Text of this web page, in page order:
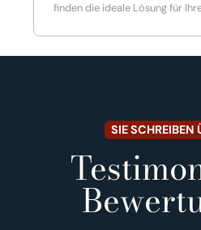
finden die ideale Lösung für
SIE SCHREIBEN